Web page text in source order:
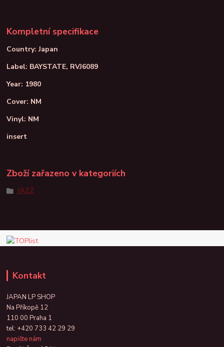
Kompletní specifikace
Country: Japan
Label: BAYSTATE, RVJ6089
Year: 1980
Cover: NM
Vinyl: NM
insert
Zboží zařazeno v kategoriích
JAZZ
Kontakt
JAPAN LP SHOP
Na Příkopě 12
110 00 Praha 1
tel: +420 733 42 29 29
napište nám